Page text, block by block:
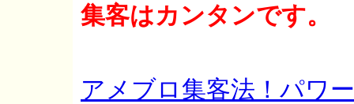
集客はカンタンです。
アメブロ集客法！パワ